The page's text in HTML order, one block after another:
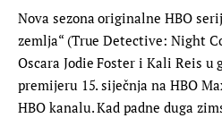
Nova sezona originalne HBO
zemlja“ (True Detective: Night
Oscara Jodie Foster i Kali Reis
premijeru 15. siječnja na HBO
HBO kanalu. Kad padne duga